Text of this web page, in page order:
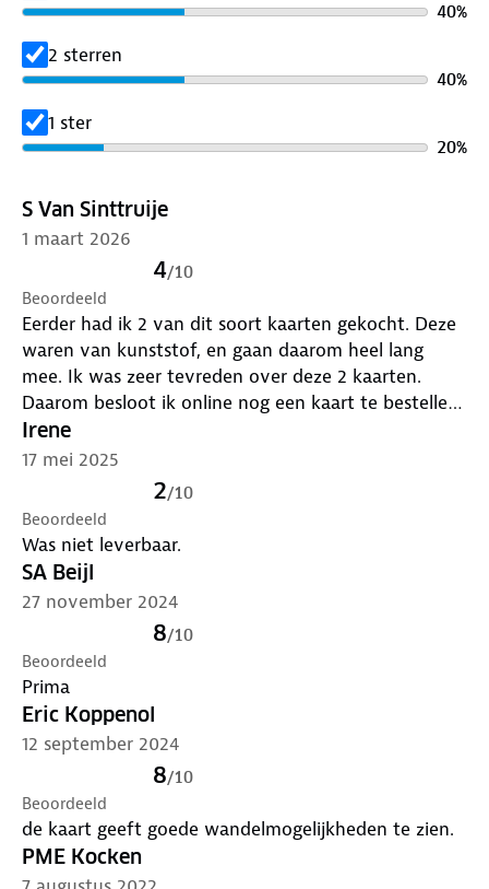
40%
2 sterren
40%
1 ster
20%
S Van Sinttruije
1 maart 2026
4/10
Beoordeeld
Eerder had ik 2 van dit soort kaarten gekocht. Deze
waren van kunststof, en gaan daarom heel lang
mee. Ik was zeer tevreden over deze 2 kaarten.
Daarom besloot ik online nog een kaart te bestellen.
Ondanks dat deze kaart tot dezelfde serie als mijn
eerdere aankopen behoort, was tot mijn grote
verbazing deze kaart ineens van papier. Ik was daar
zeker niet blij mee. Stond naar mijn weten ook
nergens op de site.
Irene
17 mei 2025
2/10
Beoordeeld
Was niet leverbaar.
SA Beijl
27 november 2024
8/10
Beoordeeld
Prima
Eric Koppenol
12 september 2024
8/10
Beoordeeld
de kaart geeft goede wandelmogelijkheden te zien.
PME Kocken